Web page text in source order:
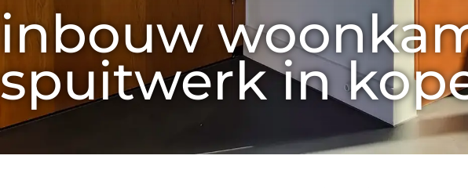
inbouw
spuitwerk in